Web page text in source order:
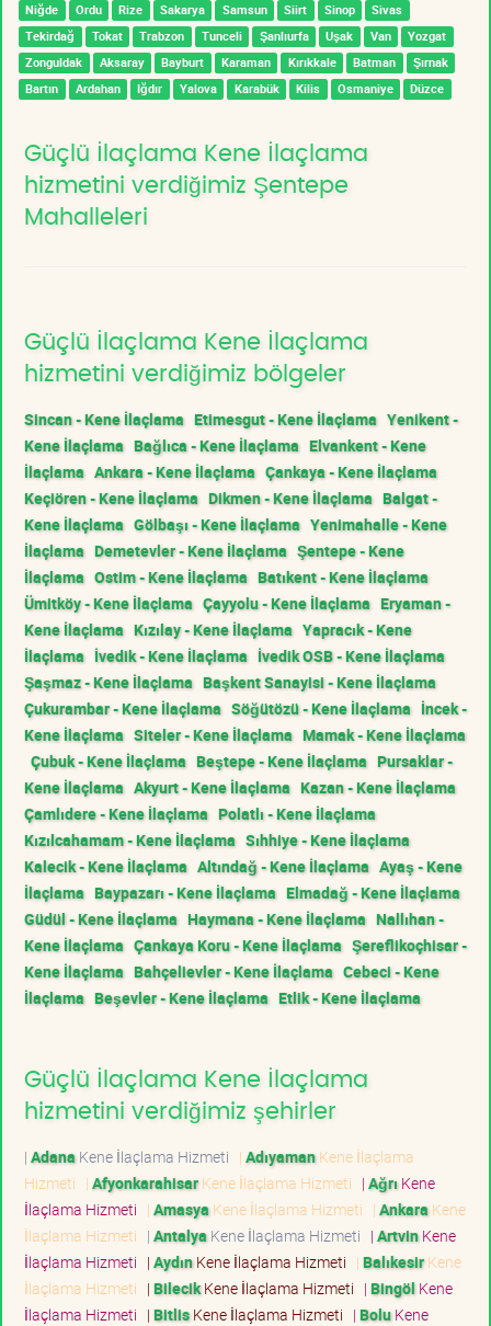
Niğde Ordu Rize Sakarya Samsun Siirt Sinop
Sivas
Tekirdağ
Tokat Trabzon Tunceli Şanlıurfa Uşak Van
Yozgat
Zonguldak
Aksaray Bayburt Karaman Kırıkkale Batman
Şırnak
Bartın
Ardahan Iğdır Yalova Karabük Kilis Osmaniye Düzce
Güçlü İlaçlama Kene İlaçlama
hizmetini verdiğimiz Şentepe
Mahalleleri
Güçlü İlaçlama Kene İlaçlama
hizmetini verdiğimiz bölgeler
Sincan - Kene İlaçlama Etimesgut - Kene İlaçlama Yenikent -
Kene İlaçlama Bağlıca - Kene İlaçlama Elvankent - Kene
İlaçlama Ankara - Kene İlaçlama Çankaya - Kene İlaçlama
Keçiören - Kene İlaçlama Dikmen - Kene İlaçlama Balgat -
Kene İlaçlama Gölbaşı - Kene İlaçlama Yenimahalle - Kene
İlaçlama Demetevler - Kene İlaçlama Şentepe - Kene
İlaçlama Ostim - Kene İlaçlama Batıkent - Kene İlaçlama
Ümitköy - Kene İlaçlama Çayyolu - Kene İlaçlama Eryaman -
Kene İlaçlama Kızılay - Kene İlaçlama Yapracık - Kene
İlaçlama İvedik - Kene İlaçlama İvedik OSB - Kene İlaçlama
Şaşmaz - Kene İlaçlama Başkent Sanayisi - Kene İlaçlama
Çukurambar - Kene İlaçlama Söğütözü - Kene İlaçlama İncek -
Kene İlaçlama Siteler - Kene İlaçlama Mamak - Kene İlaçlama
Çubuk - Kene İlaçlama Beştepe - Kene İlaçlama Pursaklar -
Kene İlaçlama Akyurt - Kene İlaçlama Kazan - Kene İlaçlama
Çamlıdere - Kene İlaçlama Polatlı - Kene İlaçlama
Kızılcahamam - Kene İlaçlama Sıhhiye - Kene İlaçlama
Kalecik - Kene İlaçlama Altındağ - Kene İlaçlama Ayaş - Kene
İlaçlama Baypazarı - Kene İlaçlama Elmadağ - Kene İlaçlama
Güdül - Kene İlaçlama Haymana - Kene İlaçlama Nallıhan -
Kene İlaçlama Çankaya Koru - Kene İlaçlama Şereflikoçhisar -
Kene İlaçlama Bahçelievler - Kene İlaçlama Cebeci - Kene
İlaçlama Beşevler - Kene İlaçlama Etlik - Kene İlaçlama
Güçlü İlaçlama Kene İlaçlama
hizmetini verdiğimiz şehirler
| Adana Kene İlaçlama Hizmeti | AdıyamanKene İlaçlama
Hizmeti | AfyonkarahisarKene İlaçlama Hizmeti | Ağrı Kene
İlaçlama Hizmeti | Amasya Kene İlaçlama Hizmeti | Ankara Kene
İlaçlama Hizmeti | Antalya Kene İlaçlama Hizmeti | ArtvinKene
İlaçlama Hizmeti | AydınKene İlaçlama Hizmeti | BalıkesirKene
İlaçlama Hizmeti | BilecikKene İlaçlama Hizmeti | Bingöl Kene
İlaçlama Hizmeti | BitlisKene İlaçlama Hizmeti | BoluKene